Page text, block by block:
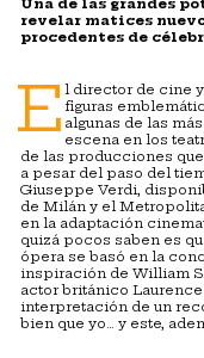
revelar matices
procedentes de
E l director de cine
figuras
algunas de las
escena en los
de las producciones
a pesar del paso del
Giuseppe Verdi,
de Milán y el
en la adaptación
quizá pocos saben es
ópera se basó en la
inspiración de William
actor británico Laurence
interpretación de un
bien que yo… y este,